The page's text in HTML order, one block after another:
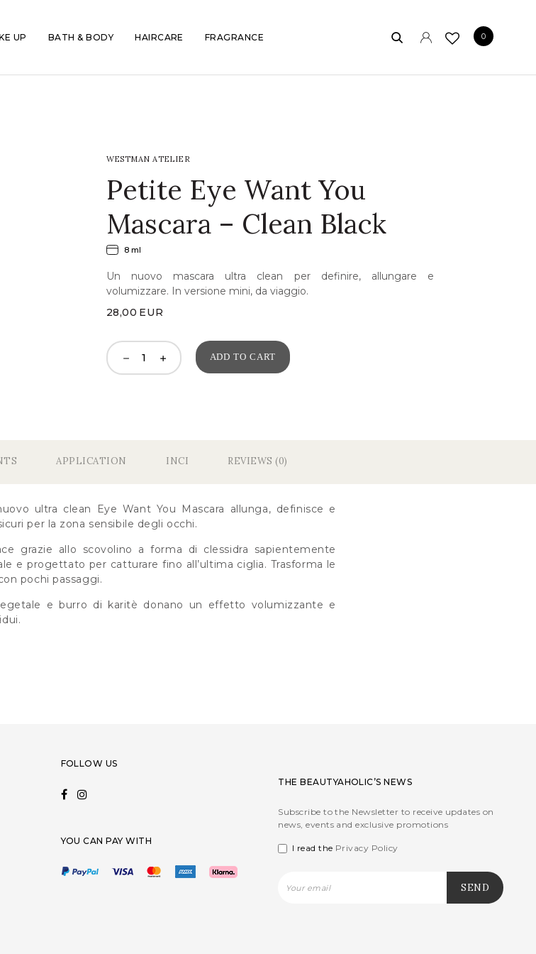
0
UP BATH & BODY HAIRCARE FRAGRANCE
WESTMAN ATELIER
Petite Eye Want You
Mascara – Clean Black
8 ml
Un nuovo mascara ultra clean per definire, allungare e
volumizzare. In versione mini, da viaggio.
28,00 EUR
ADD TO CART
APPLICATION INCI REVIEWS (0)
ultra clean Eye Want You Mascara allunga, definisce e
per la zona sensibile degli occhi.
grazie allo scovolino a forma di clessidra sapientemente
e progettato per catturare fino all’ultima ciglia. Trasforma le
pochi passaggi.
e burro di karitè donano un effetto volumizzante e
FOLLOW US
YOU CAN PAY WITH
THE BEAUTYAHOLIC’S NEWS
Subscribe to the Newsletter to receive updates on
news, events and exclusive promotions
I read the Privacy Policy